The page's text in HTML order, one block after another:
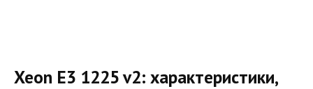
Xeon E3 1225 v2: характеристики,